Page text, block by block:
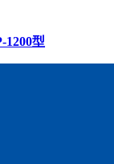
1200型